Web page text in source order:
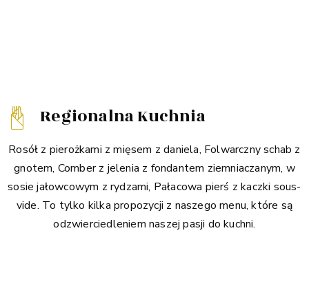
Regionalna Kuchnia
Rosół z pierożkami z mięsem z daniela, Folwarczny schab z
gnotem, Comber z jelenia z fondantem ziemniaczanym, w
sosie jałowcowym z rydzami, Pałacowa pierś z kaczki sous-
vide. To tylko kilka propozycji z naszego menu, które są
odzwierciedleniem naszej pasji do kuchni.